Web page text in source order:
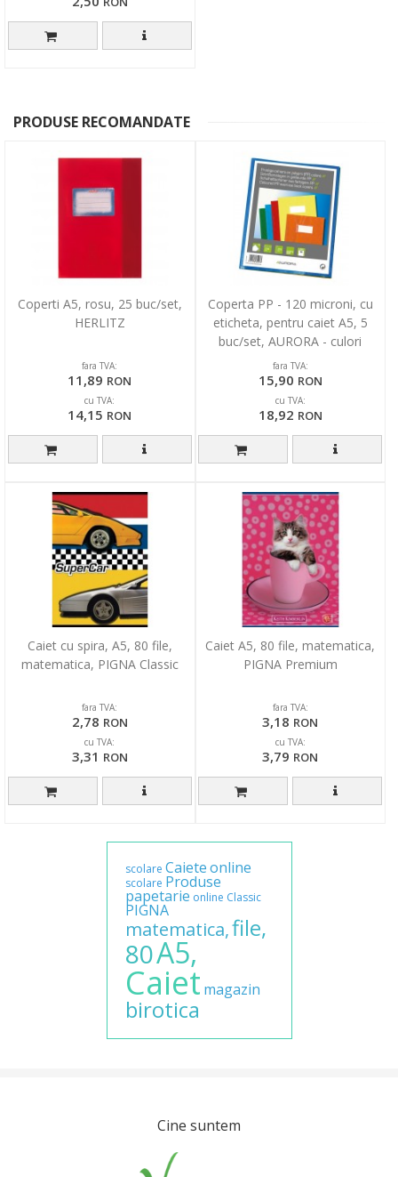
PRODUSE RECOMANDATE
Coperti A5, rosu, 25 buc/set,
HERLITZ
fara TVA:
11,89 RON
cu TVA:
14,15 RON
Coperta PP - 120 microni, cu
eticheta, pentru caiet A5, 5
buc/set, AURORA - culori
asortate
fara TVA:
15,90 RON
cu TVA:
18,92 RON
Caiet cu spira, A5, 80 file,
matematica, PIGNA Classic
fara TVA:
2,78 RON
cu TVA:
3,31 RON
Caiet A5, 80 file, matematica,
PIGNA Premium
fara TVA:
3,18 RON
cu TVA:
3,79 RON
scolare Caieteonline
scolare Produse
papetarie online Classic
PIGNA
matematica,file,
80A5,
Caiet magazin
birotica
Cine suntem